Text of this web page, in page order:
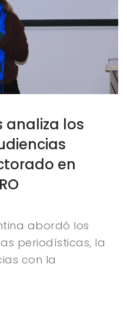
analiza los
en
abordó los
periodísticas, la
con la